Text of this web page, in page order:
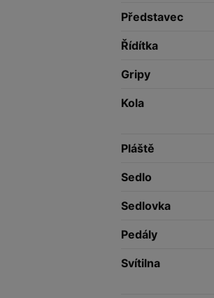
Představec
Řídítka
Gripy
Kola
Pláště
Sedlo
Sedlovka
Pedály
Svítilna